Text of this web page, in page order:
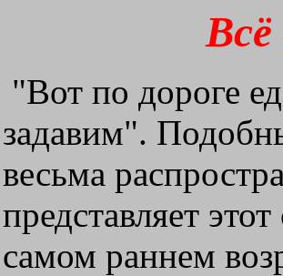
"Вот по дороге
задавим".
весьма
представляет
самом раннем